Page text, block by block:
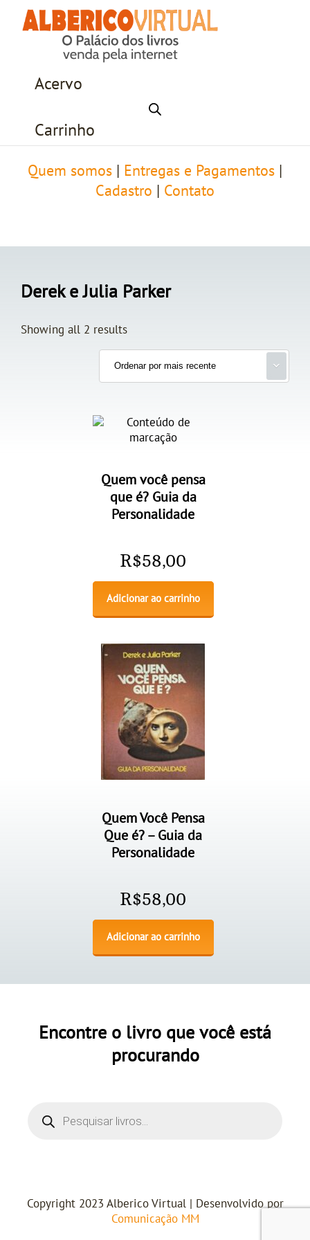
Acervo
Carrinho
Quem somos Entregas e Pagamentos
Cadastro
Contato
Derek e Julia Parker
Showing all 2 results
Quem você pensa
que é? Guia da
Personalidade
R$58,00
Adicionar ao carrinho
Quem Você Pensa
Que é? – Guia da
Personalidade
R$58,00
Adicionar ao carrinho
Encontre o livro que você está
procurando
Copyright 2023 Alberico Virtual | Desenvolvido por
Comunicação MM